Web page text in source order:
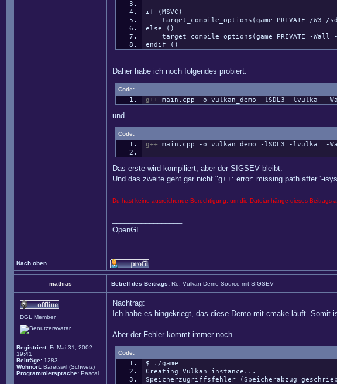
if (MSVC)
target_compile_options(game PRIVATE /W3
else ()
target_compile_options(game PRIVATE -Wall
endif ()
Daher habe ich noch folgendes probiert:
Code:
g++main.cpp -o vulkan_demo -lSDL3 -lvulka -
und
Code:
g++main.cpp -o vulkan_demo -lSDL3 -lvulka -
Das erste wird kompiliert, aber der SIGSEV bleibt.
Und das zweite geht gar nicht "g++: error: missing path after ‘-
Du hast keine ausreichende Berechtigung, um die Dateianhänge dieses Beitrags
OpenGL
Nach oben
mathias Betreff des Beitrags: Re: Vulkan Demo Source mit SIGSEV
DGL Member
Registriert: Fr Mai 31, 2002
19:41
Beiträge: 1283
Wohnort: Bäretswil (Schweiz)
Programmiersprache: Pascal
Nachtrag:
Ich habe es hingekriegt, das diese Demo mit cmake läuft. Somit
Aber der Fehler kommt immer noch.
Code:
$ ./game
Creating Vulkan instance...
Speicherzugriffsfehler (Speicherabzug